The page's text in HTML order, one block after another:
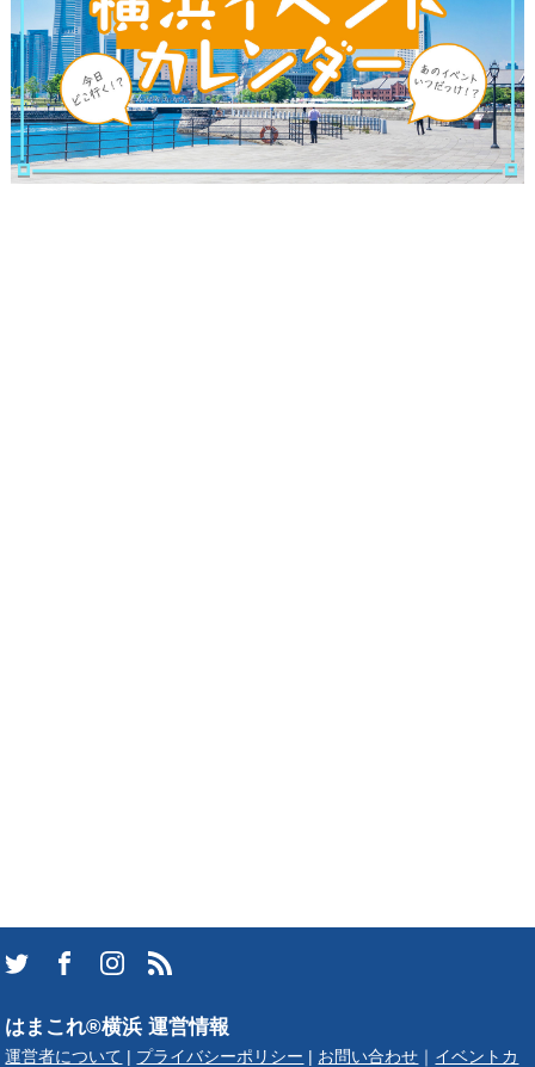
はまこれ®横浜 運営情報
運営者について プライバシーポリシー お問い合わせ イベントカ